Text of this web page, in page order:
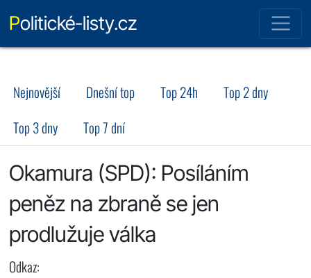
Politické-listy.cz
Nejnovější Dnešní top Top 24h
Top 2 dny
Top 3 dny
Top 7 dní
Okamura (SPD): Posíláním
peněz na zbraně se jen
prodlužuje válka
Odkaz: